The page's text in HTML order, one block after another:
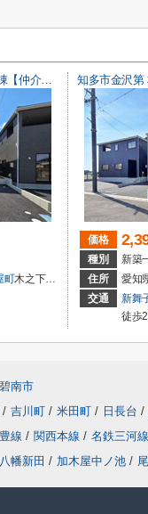
東海市加木屋町第36の3号棟【仲介手数料0円】
町木之下152
価格
種別
新築
住所
愛知
交通
新舞
徒歩
碧南市
/ 吉川町 / 米田町 / 日長台 /
線 / 関西本線 / 名鉄三河線
八幡新田 / 加木屋中ノ池 /